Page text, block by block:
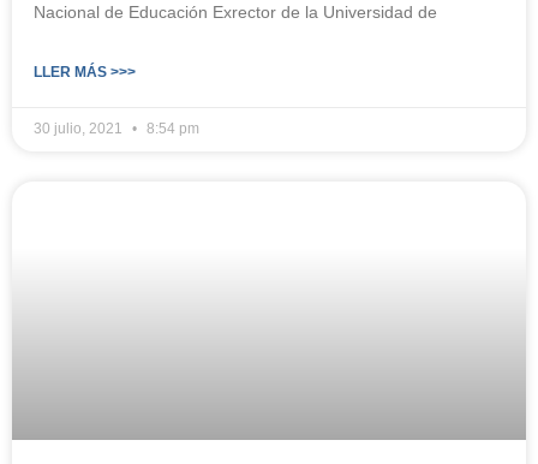
Nacional de Educación Exrector de la Universidad de
LLER MÁS >>>
30 julio, 2021 8:54 pm